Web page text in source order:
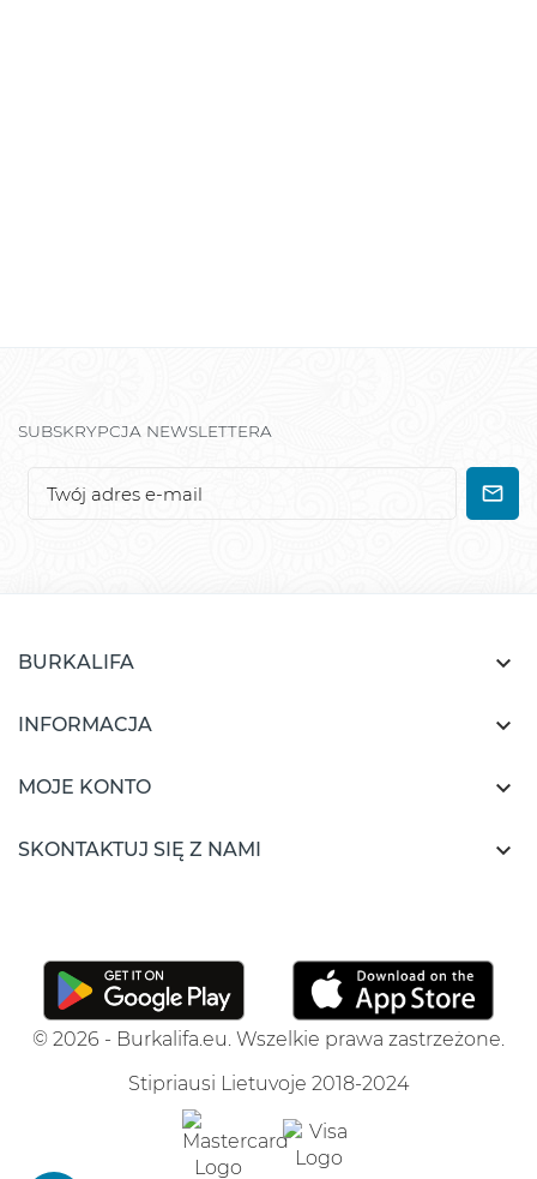
SUBSKRYPCJA NEWSLETTERA
BURKALIFA 
INFORMACJA 
MOJE KONTO 
SKONTAKTUJ SIĘ Z NAMI 
© 2026 - Burkalifa.eu. Wszelkie prawa zastrzeżone.
Stipriausi Lietuvoje 2018-2024